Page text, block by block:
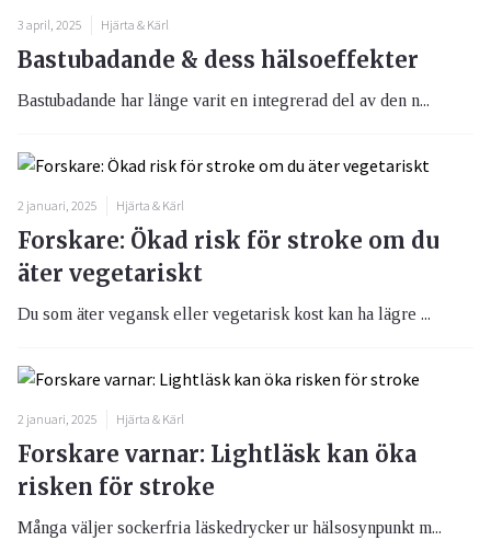
3 april, 2025 Hjärta & Kärl
Bastubadande & dess hälsoeffekter
Bastubadande har länge varit en integrerad del av den n...
2 januari, 2025 Hjärta & Kärl
Forskare: Ökad risk för stroke om du
äter vegetariskt
Du som äter vegansk eller vegetarisk kost kan ha lägre ...
2 januari, 2025 Hjärta & Kärl
Forskare varnar: Lightläsk kan öka
risken för stroke
Många väljer sockerfria läskedrycker ur hälsosynpunkt m...